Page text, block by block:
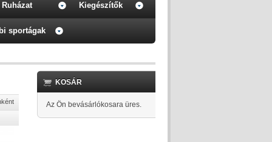
Ruházat Kiegészítők
sportágak
KOSÁR
Az Ön bevásárlókosara üres.